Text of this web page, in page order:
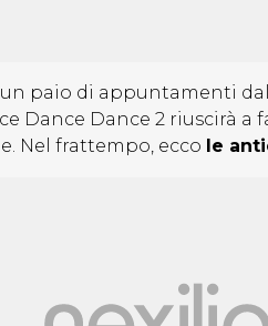
paio di appuntamenti
Dance Dance 2 riuscirà
Nel frattempo, ecco le